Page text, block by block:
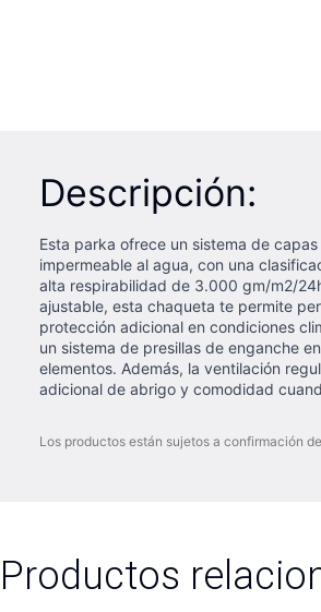
Descripción:
Esta parka ofrece un sistema de
impermeable al agua, con una
alta respirabilidad de 3.000 gm/m2/
ajustable, esta chaqueta te permite
protección adicional en condiciones
un sistema de presillas de enganche
elementos. Además, la ventilación
adicional de abrigo y comodidad
Los productos están sujetos a confirmación
Productos